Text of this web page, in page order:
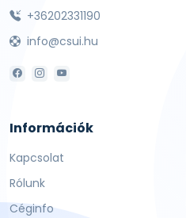
+36202331190
info@csui.hu
Információk
Kapcsolat
Rólunk
Céginfo